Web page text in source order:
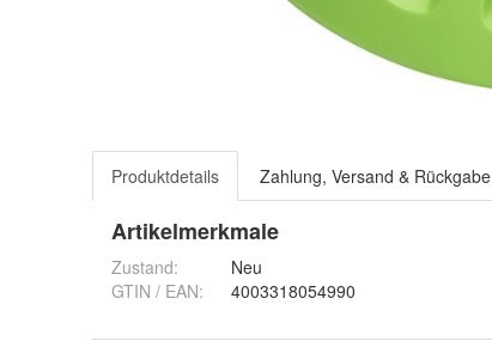
Produktdetails Zahlung, Versand & Rückgabe
Artikelmerkmale
Zustand:
Neu
GTIN / EAN:
4003318054990